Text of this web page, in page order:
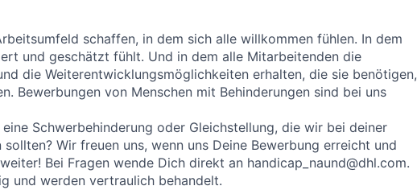
schaffen, in dem sich alle willkommen fühlen. In dem
und geschätzt fühlt. Und in dem alle Mitarbeitenden die
die Weiterentwicklungsmöglichkeiten erhalten, die sie benötigen,
Bewerbungen von Menschen mit Behinderungen sind bei uns
Schwerbehinderung oder Gleichstellung, die wir bei deiner
Wir freuen uns, wenn uns Deine Bewerbung erreicht und
Bei Fragen wende Dich direkt an handicap_naund@dhl.com.
und werden vertraulich behandelt.